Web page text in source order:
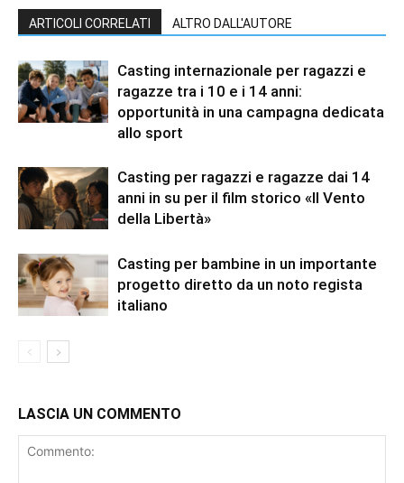
ARTICOLI CORRELATI ALTRO DALL'AUTORE
Casting internazionale per ragazzi e
ragazze tra i 10 e i 14 anni:
opportunità in una campagna dedicata
allo sport
Casting per ragazzi e ragazze dai 14
anni in su per il film storico «Il Vento
della Libertà»
Casting per bambine in un importante
progetto diretto da un noto regista
italiano
LASCIA UN COMMENTO